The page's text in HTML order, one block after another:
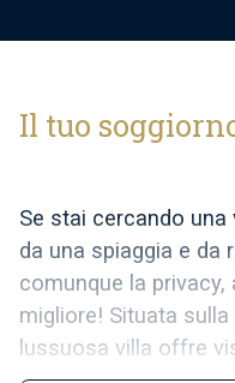
Il tuo
Se stai cercando
da una spiaggia e da
comunque la
migliore! Situata
lussuosa villa offre